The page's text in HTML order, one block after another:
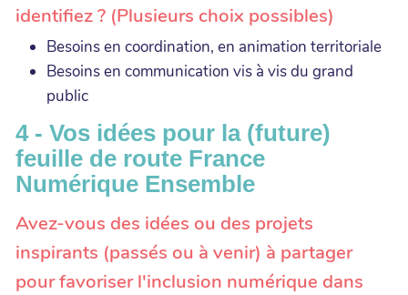
identifiez ? (Plusieurs choix possibles)
Besoins en coordination, en animation territoriale
Besoins en communication vis à vis du grand
public
4 - Vos idées pour la (future)
feuille de route France
Numérique Ensemble
Avez-vous des idées ou des projets
inspirants (passés ou à venir) à partager
pour favoriser l'inclusion numérique dans